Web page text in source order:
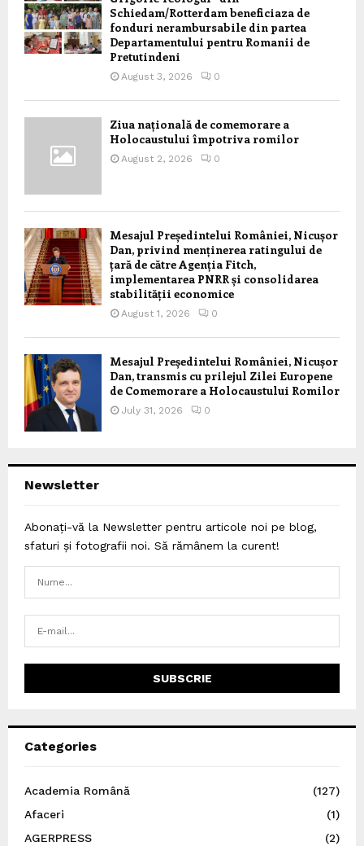
Schiedam/Rotterdam beneficiaza de
fonduri nerambursabile din partea
Departamentului pentru Romanii de
Pretutindeni
August 3, 2026 0
Ziua națională de comemorare a
Holocaustului împotriva romilor
August 2, 2026 0
Mesajul Președintelui României, Nicușor
Dan, privind menținerea ratingului de
țară de către Agenția Fitch,
implementarea PNRR și consolidarea
stabilității economice
August 1, 2026 0
Mesajul Președintelui României, Nicușor
Dan, transmis cu prilejul Zilei Europene
de Comemorare a Holocaustului Romilor
July 31, 2026 0
Newsletter
Abonați-vă la Newsletter pentru articole noi pe blog,
sfaturi și fotografii noi. Să rămânem la curent!
Categories
Academia Română
(127)
Afaceri
(1)
AGERPRESS
(2)